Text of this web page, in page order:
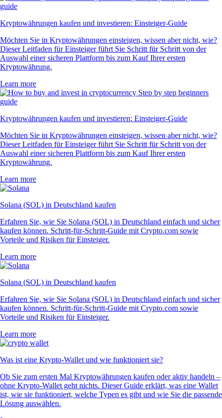
Kryptowährungen kaufen und investieren: Einsteiger-Guide
Möchten Sie in Kryptowährungen einsteigen, wissen aber nicht, wie?
Dieser Leitfaden für Einsteiger führt Sie Schritt für Schritt von der
Auswahl einer sicheren Plattform bis zum Kauf Ihrer ersten
Kryptowährung.
Learn more
Kryptowährungen kaufen und investieren: Einsteiger-Guide
Möchten Sie in Kryptowährungen einsteigen, wissen aber nicht, wie?
Dieser Leitfaden für Einsteiger führt Sie Schritt für Schritt von der
Auswahl einer sicheren Plattform bis zum Kauf Ihrer ersten
Kryptowährung.
Learn more
Solana (SOL) in Deutschland kaufen
Erfahren Sie, wie Sie Solana (SOL) in Deutschland einfach und sicher
kaufen können. Schritt-für-Schritt-Guide mit Crypto.com sowie
Vorteile und Risiken für Einsteiger.
Learn more
Solana (SOL) in Deutschland kaufen
Erfahren Sie, wie Sie Solana (SOL) in Deutschland einfach und sicher
kaufen können. Schritt-für-Schritt-Guide mit Crypto.com sowie
Vorteile und Risiken für Einsteiger.
Learn more
Was ist eine Krypto-Wallet und wie funktioniert sie?
Ob Sie zum ersten Mal Kryptowährungen kaufen oder aktiv handeln –
ohne Krypto-Wallet geht nichts. Dieser Guide erklärt, was eine Wallet
ist, wie sie funktioniert, welche Typen es gibt und wie Sie die passende
Lösung auswählen.